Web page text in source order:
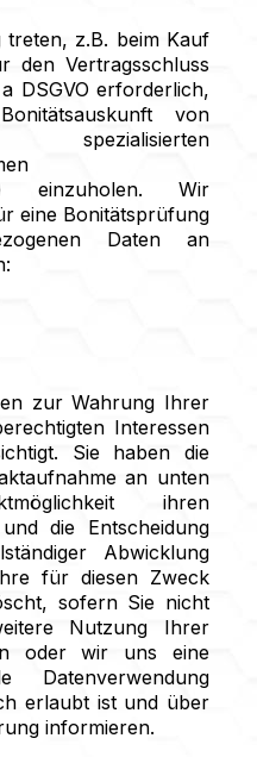
z.B. beim Kauf
den Vertragsschluss
DSGVO erforderlich,
von
einzuholen. Wir
eine Bonitätsprüfung
Daten an
zur Wahrung Ihrer
Interessen
Sie haben die
an unten
ihren
die Entscheidung
Abwicklung
für diesen Zweck
sofern Sie nicht
Nutzung Ihrer
oder wir uns eine
Datenverwendung
erlaubt ist und über
informieren.